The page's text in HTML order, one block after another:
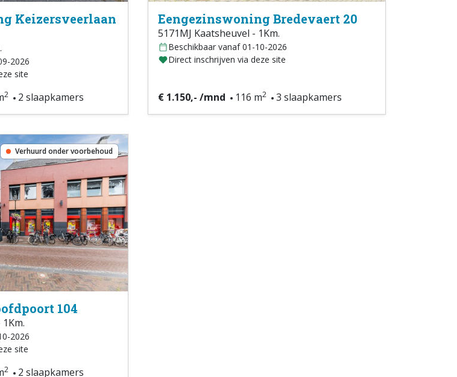
Keizersveerlaan
2026
site
2 2 slaapkamers
Eengezinswoning Bredevaert 20
5171MJ Kaatsheuvel - 1Km.
Beschikbaar vanaf 01-10-2026
Direct inschrijven via deze site
€ 1.150,- /mnd 116 m2 3 slaapkamers
Verhuurd onder voorbehoud
104
2026
site
2 2 slaapkamers